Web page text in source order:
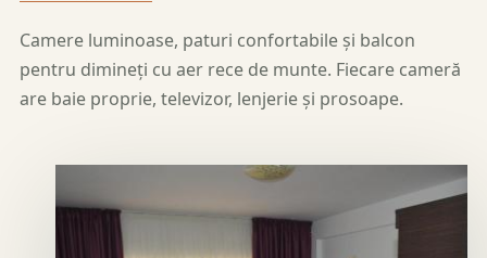
Camere luminoase, paturi confortabile și balcon
pentru dimineți cu aer rece de munte. Fiecare cameră
are baie proprie, televizor, lenjerie și prosoape.